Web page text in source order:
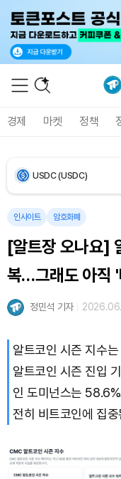
경제 마켓 정책
Bitcoin (BTC)
USDC (USDC)
XRP (XRP)
Solana (SOL)
TRON (TRX)
Dogecoin (DOGE)
Bitcoin (BTC)
인사이트 암호화폐
[알트장 오나요]
복…그래도 아직
정민석 기자
알트코인 시즌 지수
알트코인 시즌 진입
인 도미넌스는
전히 비트코인에 집